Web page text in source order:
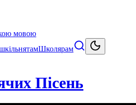
мовою
Школярам
Пісень